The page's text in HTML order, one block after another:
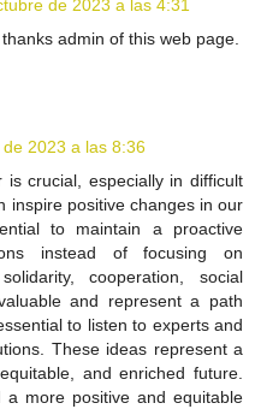
de 2023 a las 4:31
admin of this web page.
2023 a las 8:36
crucial, especially in difficult
inspire positive changes in our
to maintain a proactive
instead of focusing on
cooperation, social
and represent a path
to listen to experts and
These ideas represent a
and enriched future.
more positive and equitable